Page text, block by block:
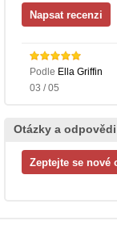
Podle Ella Griffin
03 / 05
Otázky a odpovědi